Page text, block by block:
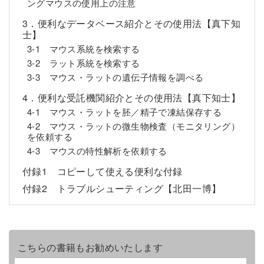
ングマウスの使用上の注意
3．便利なデータベース紹介とその使用法【真下知
士】
3-1 マウス系統を検索する
3-2 ラット系統を検索する
3-3 マウス・ラットの遺伝子情報を調べる
4．便利な受託機関紹介とその使用法【真下知士】
4-1 マウス・ラットを胚／精子で凍結保存する
4-2 マウス・ラットの微生物検査（モニタリング）
を依頼する
4-3 マウスの特性解析を依頼する
付録1 コピーして使える便利な付録
付録2 トラブルシューティング【北田一博】
こちらの書籍もお勧めいたします